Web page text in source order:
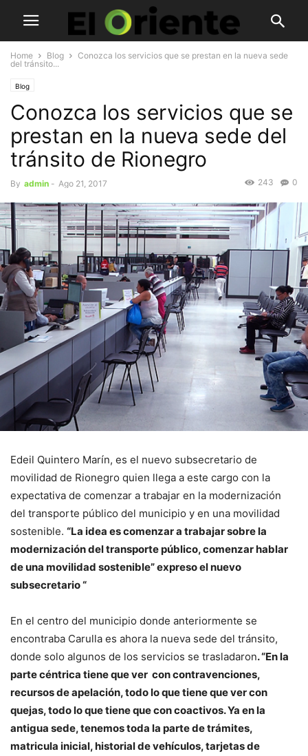
Home Blog
Conozca los servicios que se prestan en la nueva sede
del tránsito...
Blog
Conozca los servicios que se
prestan en la nueva sede del
tránsito de Rionegro
By admin - Ago 21, 2017 0
243
Edeil Quintero Marín, es el nuevo subsecretario de
movilidad de Rionegro quien llega a este cargo con la
expectativa de comenzar a trabajar en la modernización
del transporte público del municipio y en una movilidad
sostenible. “La idea es comenzar a trabajar sobre la
modernización del transporte público, comenzar hablar
de una movilidad sostenible” expreso el nuevo
subsecretario “
En el centro del municipio donde anteriormente se
encontraba Carulla es ahora la nueva sede del tránsito,
donde solo algunos de los servicios se trasladaron. “En la
parte céntrica tiene que ver con contravenciones,
recursos de apelación, todo lo que tiene que ver con
quejas, todo lo que tiene que con coactivos. Ya en la
antigua sede, tenemos toda la parte de trámites,
matricula inicial, historial de vehículos, tarjetas de